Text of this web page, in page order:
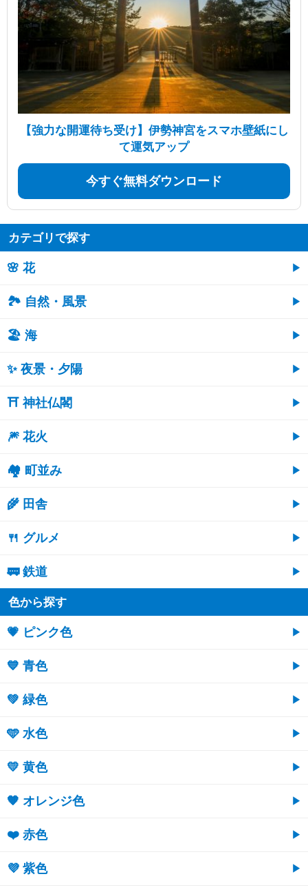
【強力な開運待ち受け】伊勢神宮をスマホ壁紙にし
て運気アップ
今すぐ無料ダウンロード
カテゴリで探す
🌸 花
🏞️ 自然・風景
🏖 海
✨ 夜景・夕陽
⛩ 神社仏閣
🎆 花火
🏘 町並み
🌾 田舎
🍴 グルメ
🚃 鉄道
色から探す
💗 ピンク色
💙 青色
💚 緑色
🩵 水色
💛 黄色
🧡 オレンジ色
❤️ 赤色
💜 紫色